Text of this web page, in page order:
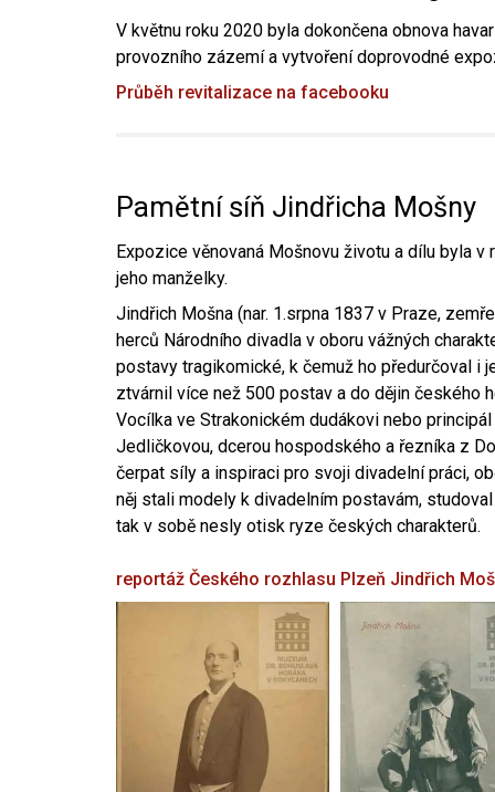
V květnu roku 2020 byla dokončena obnova
provozního zázemí a vytvoření doprovodné
Průběh revitalizace na facebooku
Pamětní síň Jindřicha Mošny
Expozice věnovaná Mošnovu životu a dílu byla
jeho manželky.
Jindřich Mošna (nar. 1.srpna 1837 v Praze,
herců Národního divadla v oboru vážných
postavy tragikomické, k čemuž ho předurčoval i
ztvárnil více než 500 postav a do dějin českého
Vocílka ve Strakonickém dudákovi nebo
Jedličkovou, dcerou hospodského a řezníka z
čerpat síly a inspiraci pro svoji divadelní práci,
něj stali modely k divadelním postavám,
tak v sobě nesly otisk ryze českých charakterů.
reportáž Českého rozhlasu Plzeň Jindřich